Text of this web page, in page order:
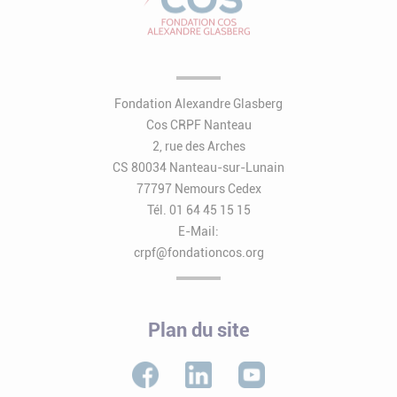
Fondation Alexandre Glasberg
Cos CRPF Nanteau
2, rue des Arches
CS 80034 Nanteau-sur-Lunain
77797 Nemours Cedex
Tél. 01 64 45 15 15
E-Mail:
crpf@fondationcos.org
Plan du site